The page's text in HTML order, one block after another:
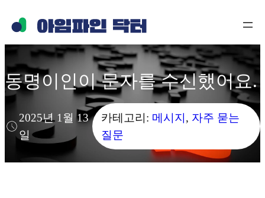
텐
츠
로
바
로
기
동명이인이 문자를 수신했어요.
2025년 1월 13
일
카테고리: 메시지 , 자주 묻는
질문